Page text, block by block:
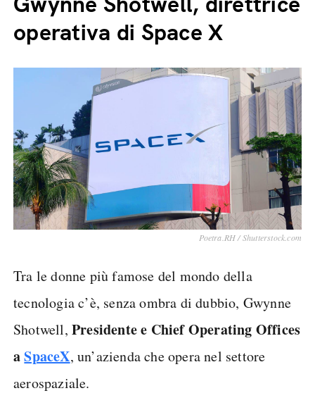
operativa di Space X
Poetra.RH / Shutterstock.com
Tra le donne più famose del mondo della
tecnologia c’è, senza ombra di dubbio, Gwynne
Shotwell, Presidente e Chief Operating Offices
aSpaceX, un’azienda che opera nel settore
aerospaziale.